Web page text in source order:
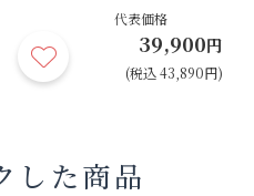
代表価格
39,900円
(税込 43,890円)
した商品